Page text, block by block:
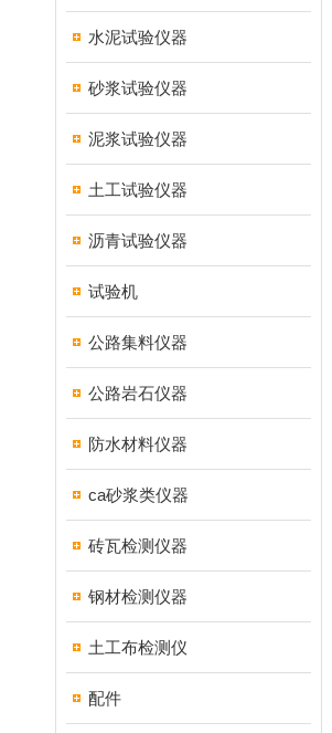
水泥试验仪器
砂浆试验仪器
泥浆试验仪器
土工试验仪器
沥青试验仪器
试验机
公路集料仪器
公路岩石仪器
防水材料仪器
ca砂浆类仪器
砖瓦检测仪器
钢材检测仪器
土工布检测仪
配件